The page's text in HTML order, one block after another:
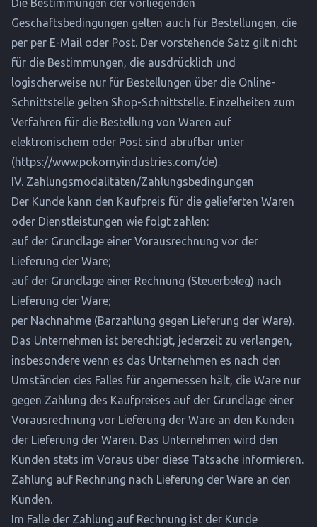
Die Bestimmungen der vorliegenden
Geschäftsbedingungen gelten auch für Bestellungen, die
per per E-Mail oder Post. Der vorstehende Satz gilt nicht
für die Bestimmungen, die ausdrücklich und
logischerweise nur für Bestellungen über die Online-
Schnittstelle gelten Shop-Schnittstelle. Einzelheiten zum
Verfahren für die Bestellung von Waren auf
elektronischem oder Post sind abrufbar unter
(https://www.pokornyindustries.com/de).
IV. Zahlungsmodalitäten/Zahlungsbedingungen
Der Kunde kann den Kaufpreis für die gelieferten Waren
oder Dienstleistungen wie folgt zahlen:
auf der Grundlage einer Vorausrechnung vor der
Lieferung der Ware;
auf der Grundlage einer Rechnung (Steuerbeleg) nach
Lieferung der Ware;
per Nachnahme (Barzahlung gegen Lieferung der Ware).
Das Unternehmen ist berechtigt, jederzeit zu verlangen,
insbesondere wenn es das Unternehmen es nach den
Umständen des Falles für angemessen hält, die Ware nur
gegen Zahlung des Kaufpreises auf der Grundlage einer
Vorausrechnung vor Lieferung der Ware an den Kunden
der Lieferung der Waren. Das Unternehmen wird den
Kunden stets im Voraus über diese Tatsache informieren.
Zahlung auf Rechnung nach Lieferung der Ware an den
Kunden.
Im Falle der Zahlung auf Rechnung ist der Kunde